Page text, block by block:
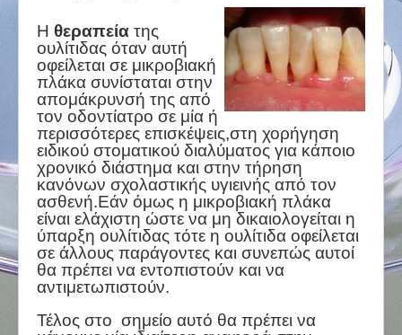
Η θεραπεία της
ουλίτιδας όταν αυτή
οφείλεται σε μικροβιακή
πλάκα συνίσταται στην
απομάκρυνσή της από
τον οδοντίατρο σε μία ή
περισσότερες επισκέψεις,στη χορήγηση
ειδικού στοματικού διαλύματος για κάποιο
χρονικό διάστημα και στην τήρηση
κανόνων σχολαστικής υγιεινής από τον
ασθενή.Εάν όμως η μικροβιακή πλάκα
είναι ελάχιστη ώστε να μη δικαιολογείται η
ύπαρξη ουλίτιδας τότε η ουλίτιδα οφείλεται
σε άλλους παράγοντες και συνεπώς αυτοί
θα πρέπει να εντοπιστούν και να
αντιμετωπιστούν.
Τέλος στο σημείο αυτό θα πρέπει να